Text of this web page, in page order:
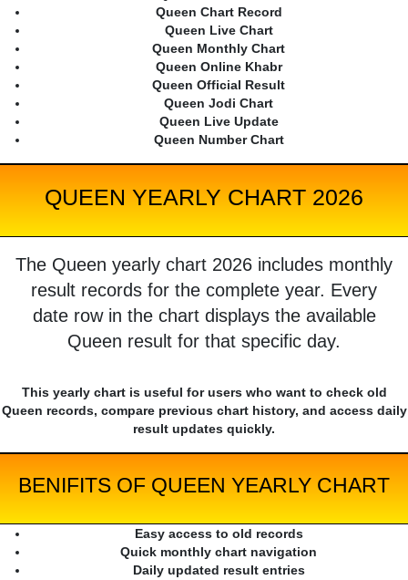
Queen Chart Record
Queen Live Chart
Queen Monthly Chart
Queen Online Khabr
Queen Official Result
Queen Jodi Chart
Queen Live Update
Queen Number Chart
QUEEN YEARLY CHART 2026
The Queen yearly chart 2026 includes monthly
result records for the complete year. Every
date row in the chart displays the available
Queen result for that specific day.
This yearly chart is useful for users who want to check old
Queen records, compare previous chart history, and access daily
result updates quickly.
BENIFITS OF QUEEN YEARLY CHART
Easy access to old records
Quick monthly chart navigation
Daily updated result entries